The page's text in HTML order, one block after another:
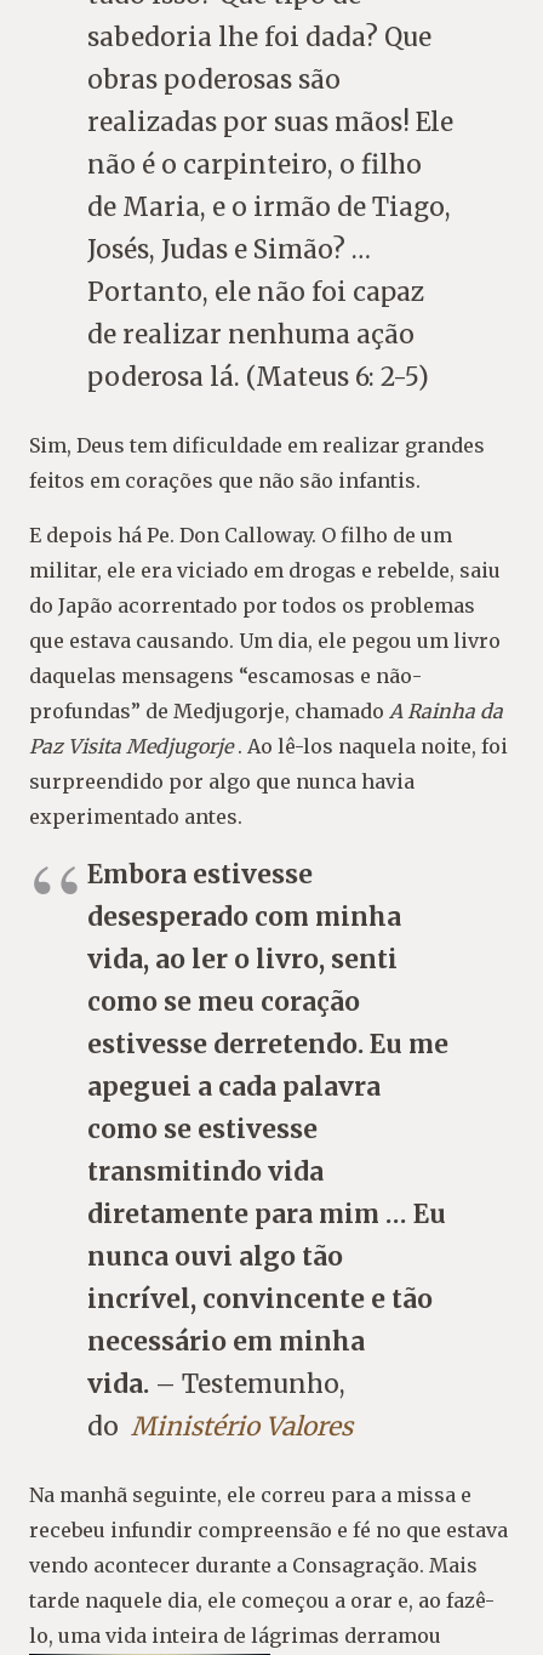
sabedoria lhe foi dada? Que
obras poderosas são
realizadas por suas mãos! Ele
não é o carpinteiro, o filho
de Maria, e o irmão de Tiago,
Josés, Judas e Simão? …
Portanto, ele não foi capaz
de realizar nenhuma ação
poderosa lá. (Mateus 6: 2-5)
Sim, Deus tem dificuldade em realizar grandes
feitos em corações que não são infantis.
E depois há Pe. Don Calloway. O filho de um
militar, ele era viciado em drogas e rebelde, saiu
do Japão acorrentado por todos os problemas
que estava causando. Um dia, ele pegou um livro
daquelas mensagens “escamosas e não-
profundas” de Medjugorje, chamado A Rainha da
Paz Visita Medjugorje. Ao lê-los naquela noite, foi
surpreendido por algo que nunca havia
experimentado antes.
Embora estivesse
desesperado com minha
vida, ao ler o livro, senti
como se meu coração
estivesse derretendo. Eu me
apeguei a cada palavra
como se estivesse
transmitindo vida
diretamente para mim … Eu
nunca ouvi algo tão
incrível, convincente e tão
necessário em minha
vida. – Testemunho,
do Ministério Valores
Na manhã seguinte, ele correu para a missa e
recebeu infundir compreensão e fé no que estava
vendo acontecer durante a Consagração. Mais
tarde naquele dia, ele começou a orar e, ao fazê-
lo, uma vida inteira de lágrimas derramou